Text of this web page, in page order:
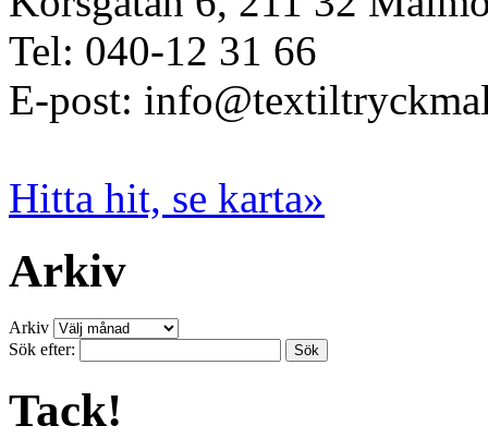
Tel: 040-12 31 66
E-post:
Hitta hit, se karta»
Arkiv
Arkiv
Sök efter:
Tack!